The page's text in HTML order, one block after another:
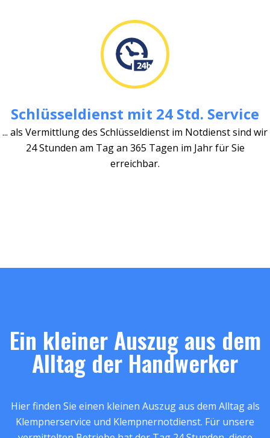
Schlüsseldienst mit 24 Std. Service
... als Vermittlung des Schlüsseldienst im Notdienst sind wir
24 Stunden am Tag an 365 Tagen im Jahr für Sie
erreichbar.
Ein kleiner Auszug aus dem
Alltag der Handwerker
Hier finden Sie einen kleinen Auszug aus dem Alltag als
Klempnerservice und Klempnernotdienst. Für unsere